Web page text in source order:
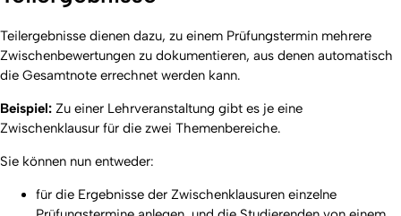
Teilergebnisse dienen dazu, zu einem Prüfungstermin mehrere
Zwischenbewertungen zu dokumentieren, aus denen automatisch
die Gesamtnote errechnet werden kann.
Beispiel: Zu einer Lehrveranstaltung gibt es je eine
Zwischenklausur für die zwei Themenbereiche.
Sie können nun entweder:
für die Ergebnisse der Zwischenklausuren einzelne